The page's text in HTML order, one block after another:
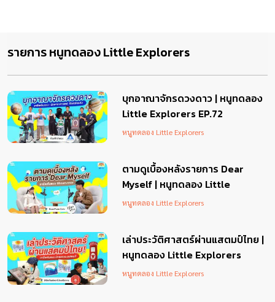
รายการ หนูทดลอง Little Explorers
บุกอาณาจักรดวงดาว | หนูทดลอง
Little Explorers EP.72
หนูทดลอง Little Explorers
ตามดูเบื้องหลังรายการ Dear
Myself | หนูทดลอง Little
Explorers EP.71
หนูทดลอง Little Explorers
เล่าประวัติศาสตร์ผ่านแสตมป์ไทย |
หนูทดลอง Little Explorers
EP.70
หนูทดลอง Little Explorers